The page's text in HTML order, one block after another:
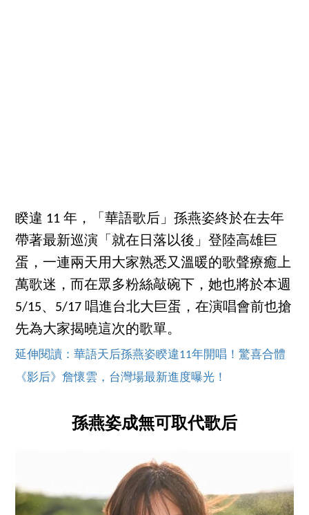
睽違 11 年，「華語歌后」孫燕姿終於在去年
帶著最新巡演「就在日落以後」登陸高雄巨
蛋，一連兩天用大家熟悉又溫暖的歌聲療癒上
萬歌迷，而在眾多粉絲敲碗下，她也將於本週
5/15、5/17 唱進台北大巨蛋，在演唱會前也搶
先為大家揭曉這次的歌單。
延伸閱讀：華語天后孫燕姿睽違11年開唱！驚喜合體
《影后》詹懷雲，台灣場最新進度曝光！
孫燕姿成無可取代歌后